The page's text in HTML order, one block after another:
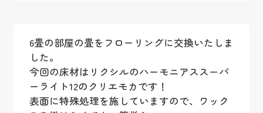
6畳の部屋の畳をフローリングに交換いたしま
した。
今回の床材はリクシルのハーモニアススーパ
ーライト12のクリエモカです！
表面に特殊処理を施していますので、ワック